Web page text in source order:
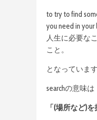
to try to find
you need in your
人生に必要な
こと。
となっています
searchの意味は
「(場所など)